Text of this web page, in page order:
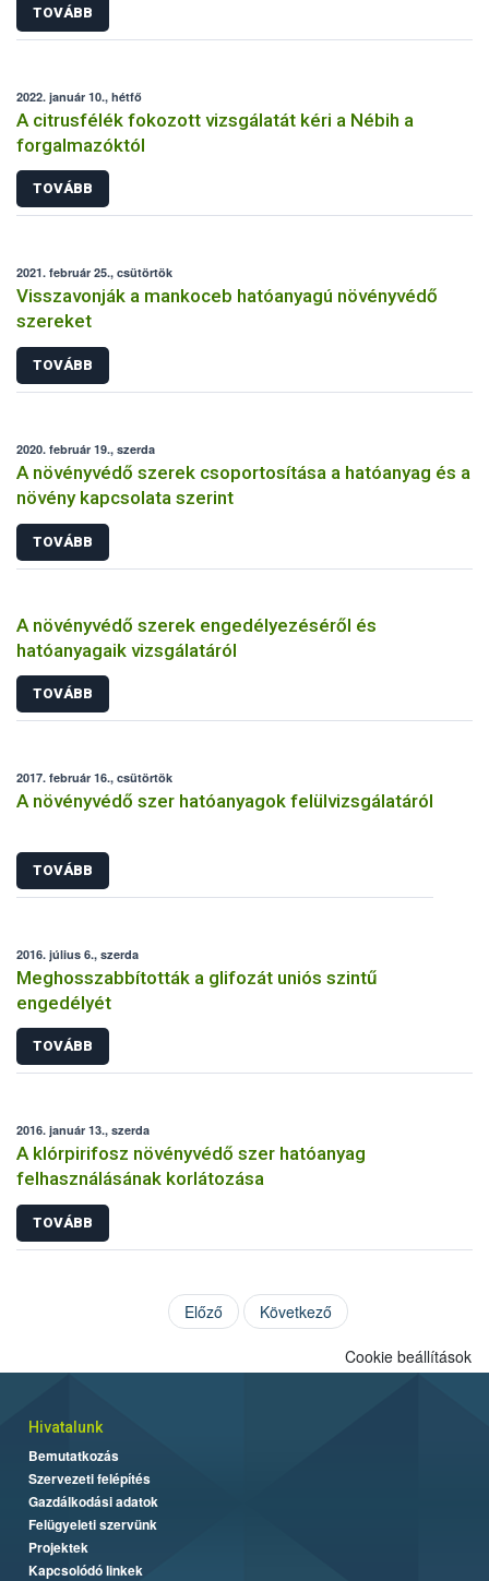
TOVÁBB
2022. január 10., hétfő
A citrusfélék fokozott vizsgálatát kéri a Nébih a
forgalmazóktól
TOVÁBB
2021. február 25., csütörtök
Visszavonják a mankoceb hatóanyagú növényvédő
szereket
TOVÁBB
2020. február 19., szerda
A növényvédő szerek csoportosítása a hatóanyag és a
növény kapcsolata szerint
TOVÁBB
A növényvédő szerek engedélyezéséről és
hatóanyagaik vizsgálatáról
TOVÁBB
2017. február 16., csütörtök
A növényvédő szer hatóanyagok felülvizsgálatáról
TOVÁBB
2016. július 6., szerda
Meghosszabbították a glifozát uniós szintű
engedélyét
TOVÁBB
2016. január 13., szerda
A klórpirifosz növényvédő szer hatóanyag
felhasználásának korlátozása
TOVÁBB
Előző Következő
Cookie beállítások
Hivatalunk
Bemutatkozás
Szervezeti felépítés
Gazdálkodási adatok
Felügyeleti szervünk
Projektek
Kapcsolódó linkek